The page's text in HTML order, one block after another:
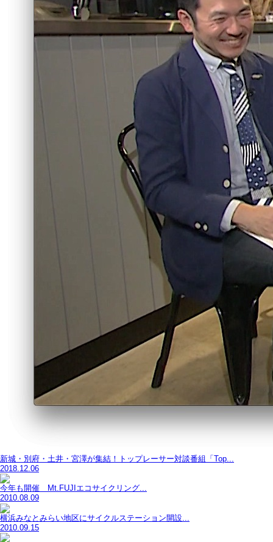
新城・別府・土井・宮澤が集結！トップレーサー対談番組「Top...
2018.12.06
今年も開催 Mt.FUJIエコサイクリング...
2010.08.09
横浜みなとみらい地区にサイクルステーション開設...
2010.09.15